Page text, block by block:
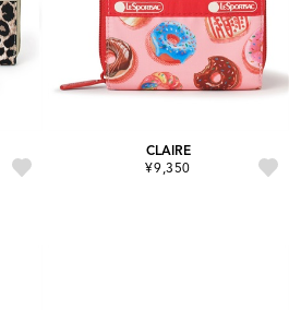
CLAIRE
¥9,350